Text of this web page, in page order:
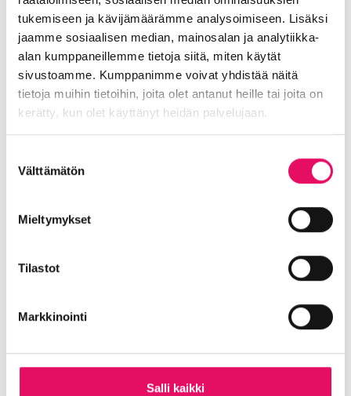
tukemiseen ja kävijämäärämme analysoimiseen. Lisäksi
jaamme sosiaalisen median, mainosalan ja analytiikka-
alan kumppaneillemme tietoja siitä, miten käytät
sivustoamme. Kumppanimme voivat yhdistää näitä
tietoja muihin tietoihin, joita olet antanut heille tai joita on
kerätty, kun olet käyttänyt heidän palvelujaan.
valinta
Välttämätön
Mieltymykset
Tilastot
Markkinointi
Salli kaikki
Palkitsemisen vaikuttavuus
Miksi oikeanlainen palkitseminen on
tärkeää?
Haluttuihin tavoitteisiin ohjaavan
palkitsemisjärjestelmän rakentaminen
Mitä tulee huomioida ja miksi?
Esimerkit hyvin ja huonosti toteutetuista
Kustannus- ja verotehokkaat palkitsemisen
aamiainen.
Osana Inton vastuullisuustekoja,Juveneson
koonnut aamiaisen mahdollisimman